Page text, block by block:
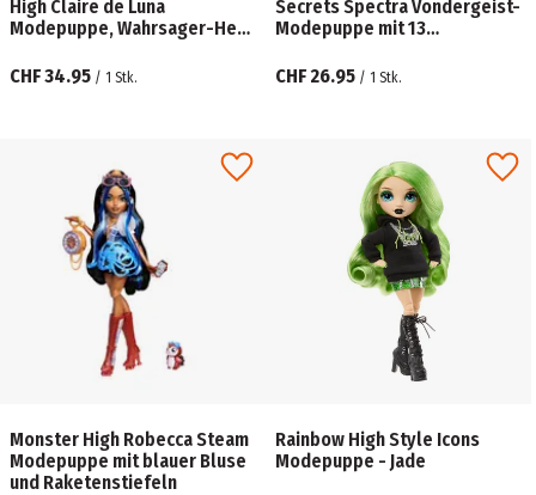
High Claire de Luna
Modepuppe, Wahrsager-Hexe
CHF 34.95 / 1 Stk.
Secrets Spectra Vondergeist-
Modepuppe mit 13
CHF 26.95 / 1 Stk.
Monster High Robecca Steam
Modepuppe mit blauer Bluse
und Raketenstiefeln
Rainbow High Style Icons
Modepuppe - Jade